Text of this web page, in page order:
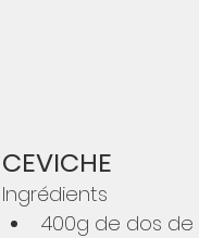
CEVICHE
Ingrédients
400g de dos de